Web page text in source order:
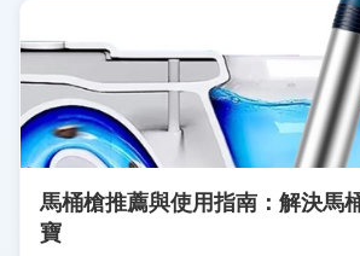
馬桶槍推薦與使用指南：解決馬
寶